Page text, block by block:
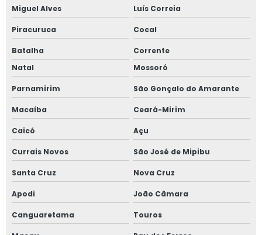
Miguel Alves Luís Correia
Piracuruca Cocal
Batalha
Corrente
Natal
Mossoró
Parnamirim São Gonçalo do Amarante
Macaíba Ceará-Mirim
Caicó Açu
Currais Novos São José de Mipibu
Santa Cruz Nova Cruz
Apodi João Câmara
Canguaretama Touros